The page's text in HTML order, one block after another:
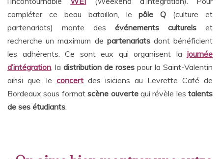
compléter ce beau bataillon, le pôle Q (culture et
partenariats) monte des événements culturels et
recherche un maximum de partenariats dont bénéficient
les adhérents. Ce sont eux qui organisent la journée
d’intégration , la distribution de roses pour la Saint-Valentin
ainsi que, le concert des isiciens au Levrette Café de
Bordeaux sous formatscène ouverte qui révèle les talents
de ses étudiants